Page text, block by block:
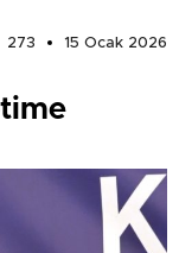
273
15 Ocak 2026